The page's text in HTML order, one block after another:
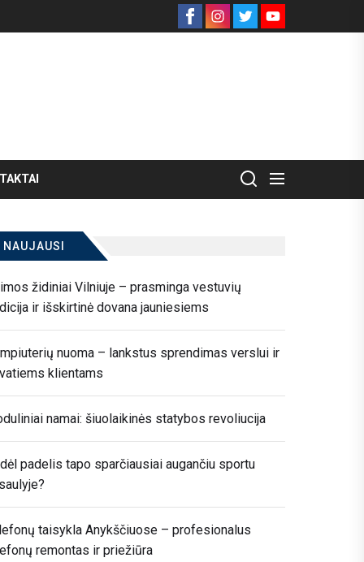
Facebook
InstagramTwitterYoutube
NAUJAUSI
židiniai Vilniuje – prasminga vestuvių
ir išskirtinė dovana jauniesiems
nuoma – lankstus sprendimas verslui ir
klientams
namai: šiuolaikinės statybos revoliucija
padelis tapo sparčiausiai augančiu sportu
taisykla Anykščiuose – profesionalus
remontas ir priežiūra